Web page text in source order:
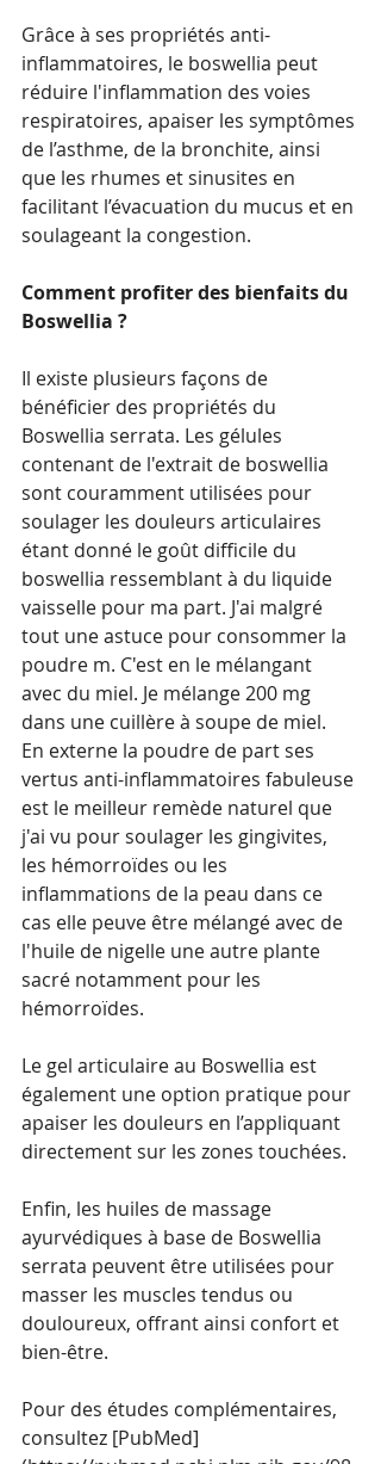
Grâce à ses propriétés anti-
inflammatoires, le boswellia peut
réduire l'inflammation des voies
respiratoires, apaiser les symptômes
de l’asthme, de la bronchite, ainsi
que les rhumes et sinusites en
facilitant l’évacuation du mucus et en
soulageant la congestion.
Comment profiter des bienfaits du
Boswellia ?
Il existe plusieurs façons de
bénéficier des propriétés du
Boswellia serrata. Les gélules
contenant de l'extrait de boswellia
sont couramment utilisées pour
soulager les douleurs articulaires
étant donné le goût difficile du
boswellia ressemblant à du liquide
vaisselle pour ma part. J'ai malgré
tout une astuce pour consommer la
poudre m. C'est en le mélangant
avec du miel. Je mélange 200 mg
dans une cuillère à soupe de miel.
En externe la poudre de part ses
vertus anti-inflammatoires fabuleuse
est le meilleur remède naturel que
j'ai vu pour soulager les gingivites,
les hémorroïdes ou les
inflammations de la peau dans ce
cas elle peuve être mélangé avec de
l'huile de nigelle une autre plante
sacré notamment pour les
hémorroïdes.
Le gel articulaire au Boswellia est
également une option pratique pour
apaiser les douleurs en l’appliquant
directement sur les zones touchées.
Enfin, les huiles de massage
ayurvédiques à base de Boswellia
serrata peuvent être utilisées pour
masser les muscles tendus ou
douloureux, offrant ainsi confort et
bien-être.
Pour des études complémentaires,
consultez [PubMed]